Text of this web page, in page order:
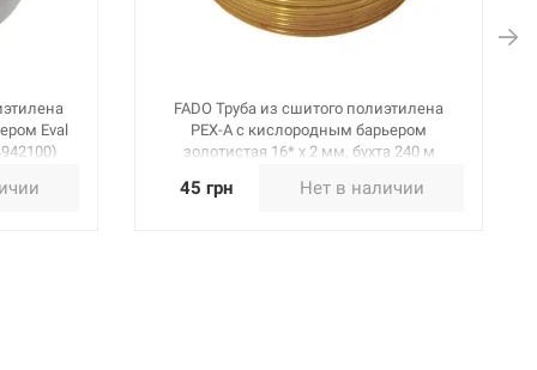
Eval
FADO Труба из сшитого полиэтилена
PEX-A с кислородным барьером
золотистая 16* х 2 мм, бухта 240 м
45 грн Нет в наличии